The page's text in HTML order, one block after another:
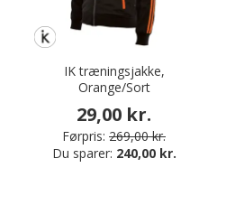
IK træningsjakke,
Orange/Sort
29,00 kr.
Førpris: 269,00 kr.
Du sparer: 240,00 kr.